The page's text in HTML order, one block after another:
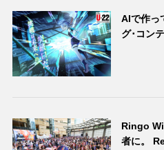
AIで作っ
グ･コン
Ringo
者に。